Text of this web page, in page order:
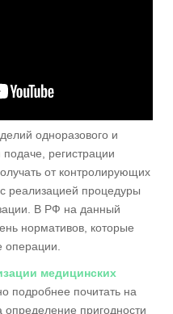
одноразового и
регистрации
от контролирующих
реализацией процедуры
В РФ на данный
нормативов, которые
операции.
медицинских
подробнее почитать на
пригодности